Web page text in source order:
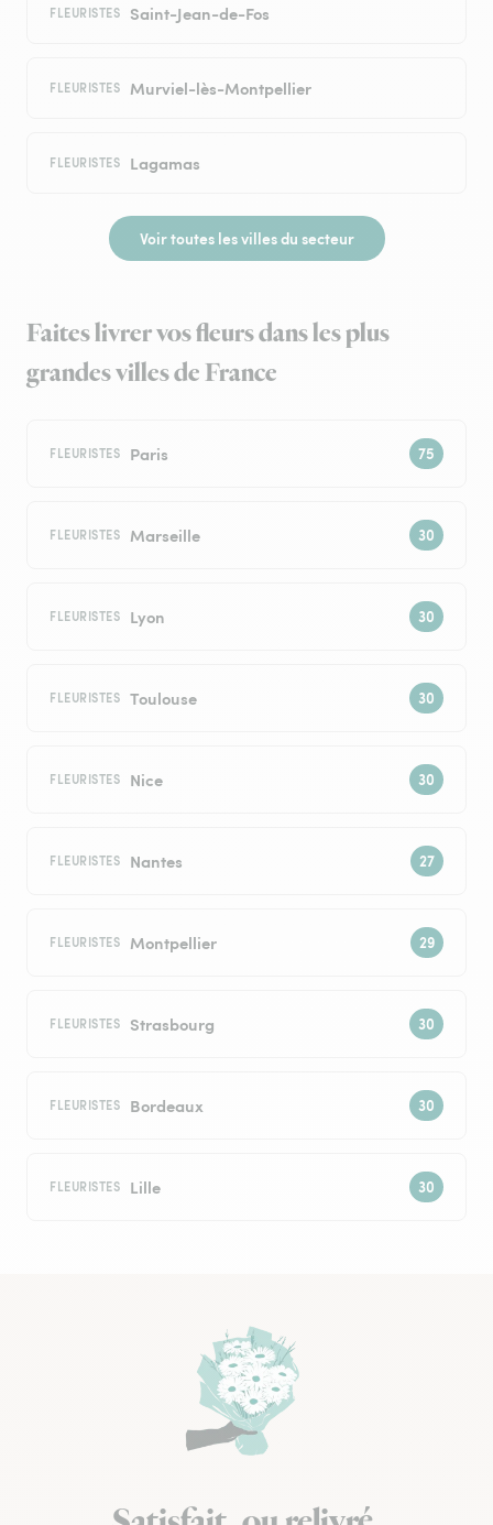
FLEURISTES Saint-Jean-de-Fos
FLEURISTES Murviel-lès-Montpellier
FLEURISTES Lagamas
Voir toutes les villes du secteur
Faites livrer vos fleurs dans les plus
grandes villes de France
FLEURISTES Paris
FLEURISTES Marseille
FLEURISTES Lyon
FLEURISTES Toulouse
FLEURISTES Nice
FLEURISTES Nantes
FLEURISTES Montpellier
FLEURISTES Strasbourg
FLEURISTES Bordeaux
FLEURISTES Lille